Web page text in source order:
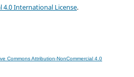
International License.
Commons Attribution-NonCommercial 4.0